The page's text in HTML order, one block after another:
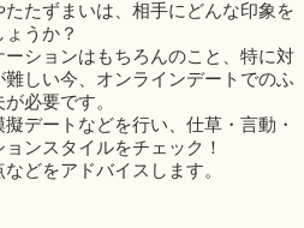
たたずまいは、相手にどんな印象を
うか？
ーションはもちろんのこと、特に対
難しい今、オンラインデートでのふ
必要です。
デートなどを行い、仕草・言動・
ンスタイルをチェック！
どをアドバイスします。